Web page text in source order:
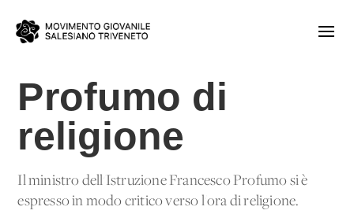
Profumo di
religione
Il ministro dell'Istruzione Francesco Profumo si è
espresso in modo critico verso l'ora di religione.